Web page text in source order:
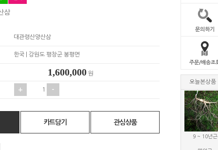
문의하기
주문/배송조
오늘본상품
9 ~ 10년근
삼
대관령산양산삼
한국 | 강원도 평창군 봉평면
원
+ -
카트담기 관심상품